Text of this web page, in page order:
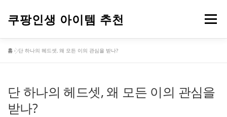
로
쿠팡인생 아이템 추천 메뉴
컴퓨터 기타
홈 »단 하나의 헤드셋, 왜 모든 이의 관심을 받나?
단 하나의 헤드셋, 왜 모든 이의 관심을
받나?